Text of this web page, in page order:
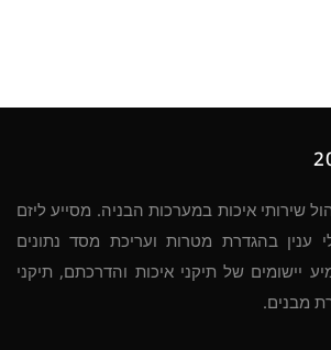
שירותי איכות במערכות הבניה. מסייע ליזם
ענין בהגדרת מטרות ועריכת מסד נתונים
יישומים של תיקני איכות והדרכתם, תיקני
מבנים.